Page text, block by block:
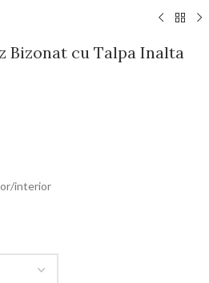
Bizonat cu Talpa Inalta
interior